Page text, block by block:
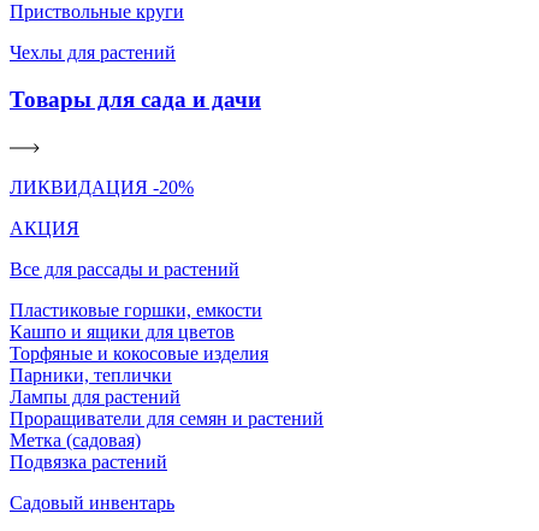
Приствольные круги
Чехлы для растений
Товары для сада и дачи
ЛИКВИДАЦИЯ -20%
АКЦИЯ
Все для рассады и растений
Пластиковые горшки, емкости
Кашпо и ящики для цветов
Торфяные и кокосовые изделия
Парники, теплички
Лампы для растений
Проращиватели для семян и растений
Метка (садовая)
Подвязка растений
Садовый инвентарь